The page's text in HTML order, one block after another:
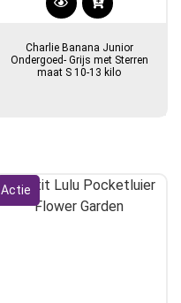
Charlie Banana Junior
Ondergoed- Grijs met Sterren
maat S 10-13 kilo
Actie